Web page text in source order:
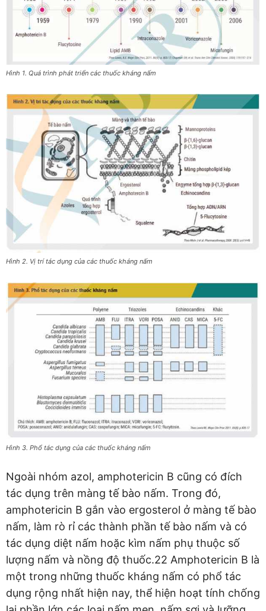
Hình 1. Quá trình phát triển các thuốc kháng nấm
Hình 2. Vị trí tác dụng của các thuốc kháng nấm
Hình 3. Phổ tác dụng của các thuốc kháng nấm
Ngoài nhóm azol, amphotericin B cũng có đích
tác dụng trên màng tế bào nấm. Trong đó,
amphotericin B gắn vào ergosterol ở màng tế bào
nấm, làm rò rỉ các thành phần tế bào nấm và có
tác dụng diệt nấm hoặc kìm nấm phụ thuộc số
lượng nấm và nồng độ thuốc.22 Amphotericin B là
một trong những thuốc kháng nấm có phổ tác
dụng rộng nhất hiện nay, thể hiện hoạt tính chống